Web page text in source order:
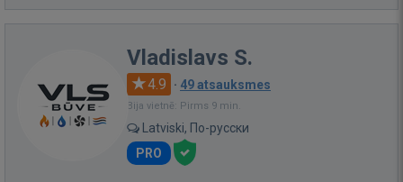
Vladislavs S.
4.9 · 49 atsauksmes
Bija vietnē: Pirms 9 min.
Latviski, По-русски
PRO